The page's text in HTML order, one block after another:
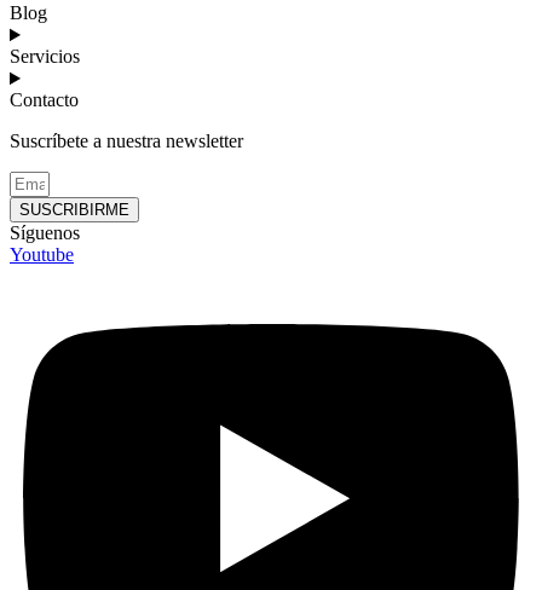
Blog
Servicios
Contacto
Suscríbete a nuestra newsletter
SUSCRIBIRME
Síguenos
Youtube